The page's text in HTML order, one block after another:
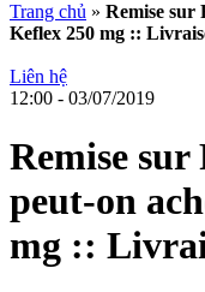
Trang chủ » Remise sur
Keflex 250 mg ::
Liên hệ
12:00 - 03/07/2019
Remise sur
peut-on
mg ::